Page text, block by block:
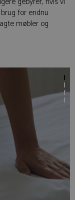
for endnu
møbler og